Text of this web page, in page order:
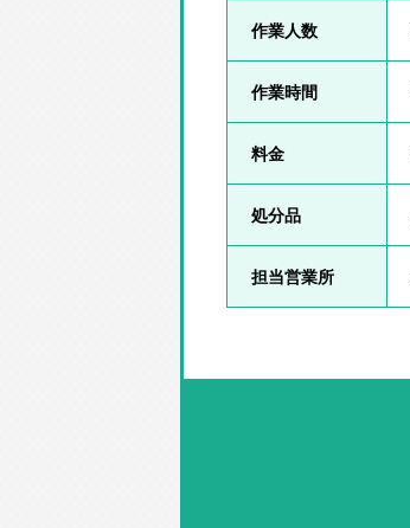
作業人数
作業時間
料金
処分品
担当営業所